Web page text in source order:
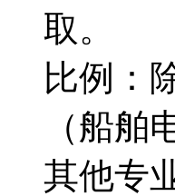
取。
比例：
（船
其他专